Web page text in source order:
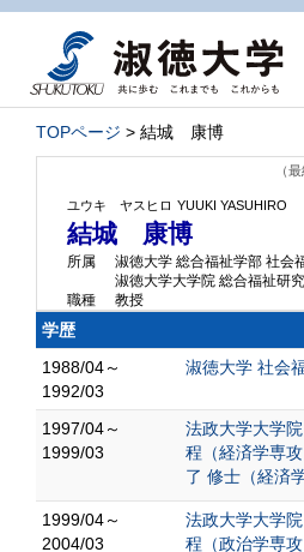
TOPページ > 結城 康博
（
ユウキ ヤスヒロ YUUKI YASUHIRO
結城 康博
所属
淑徳大学 総合福祉学部 社会
淑徳大学大学院 総合福祉研
職種
教授
学歴
1988/04～
1992/03
淑徳大学 社会
1997/04～
1999/03
法政大学大学
程（経済学専
了 修士（経済学
1999/04～
2004/03
法政大学大学
程（政治学専